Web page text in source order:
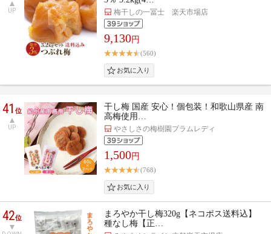
UP 梅干しの一冨士 楽天市場店
9,130円
(560)
41位
UP
干し梅 国産 安心！個包装！和歌山県産 南
高梅使用…
やさしさの梅樹園プラムレディ
1,500円
(768)
42位
まろやか干し梅320g【ネコポス送料込】
種なし梅【正…